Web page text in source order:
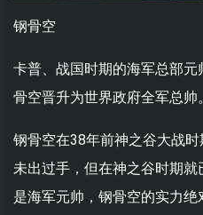
钢骨空
卡普、战国时期的海军总部
骨空晋升为世界政府全军总帅。
钢骨空在38年前神之谷大战
未出过手，但在神之谷时期
是海军元帅，钢骨空的实力绝